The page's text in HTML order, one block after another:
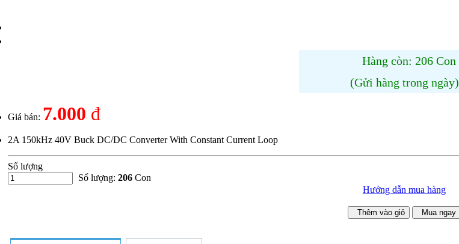
Hàng còn: 206 Con
(Gửi hàng trong ngày)
Giá bán: 7.000 đ
2A 150kHz 40V Buck DC/DC Converter With Constant Current Loop
Số lượng
Số lượng: 206 Con
Hướng dẫn mua hàng
Thêm vào giỏ Mua ngay